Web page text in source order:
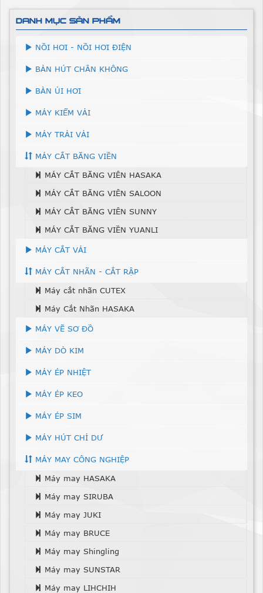
DANH MỤC SẢN PHẨM
NỒI HƠI - NỒI HƠI ĐIỆN
BÀN HÚT CHÂN KHÔNG
BÀN ỦI HƠI
MÁY KIỂM VẢI
MÁY TRẢI VẢI
MÁY CẮT BĂNG VIỀN
MÁY CẮT BĂNG VIÊN HASAKA
MÁY CẮT BĂNG VIÊN SALOON
MÁY CẮT BĂNG VIÊN SUNNY
MÁY CẮT BĂNG VIỀN YUANLI
MÁY CẮT VẢI
MÁY CẮT NHÃN - CẮT RẬP
Máy cắt nhãn CUTEX
Máy Cắt Nhãn HASAKA
MÁY VẼ SƠ ĐỒ
MÁY DÒ KIM
MÁY ÉP NHIỆT
MÁY ÉP KEO
MÁY ÉP SIM
MÁY HÚT CHỈ DƯ
MÁY MAY CÔNG NGHIỆP
Máy may HASAKA
Máy may SIRUBA
Máy may JUKI
Máy may BRUCE
Máy may Shingling
Máy may SUNSTAR
Máy may LIHCHIH